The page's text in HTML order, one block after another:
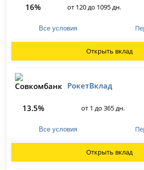
16% от 120 до 1095 дн.
Все условия
Открыть вклад
РокетВклад
13.5% от 1 до 365 дн.
Все условия
Открыть вклад